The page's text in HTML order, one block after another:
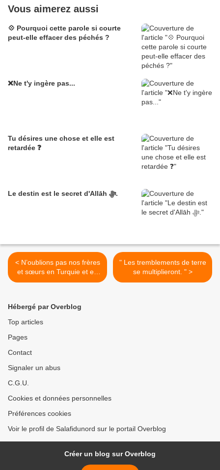
Vous aimerez aussi
💠 Pourquoi cette parole si courte
peut-elle effacer des péchés ?
❌Ne t'y ingère pas...
Tu désires une chose et elle est
retardée ❓
Le destin est le secret d'Allāh ﷻ.
< N’oublions pas nos frères
et sœurs en Turquie et en
Syrie dans nos invocations
" Les tremblements de terre
se multiplieront. " >
Hébergé par Overblog
Top articles
Pages
Contact
Signaler un abus
C.G.U.
Cookies et données personnelles
Préférences cookies
Voir le profil de Salafidunord sur le portail Overblog
Créer un blog sur Overblog